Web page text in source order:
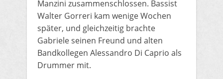
Manzini zusammenschlossen. Bassist
Walter Gorreri kam wenige Wochen
später, und gleichzeitig brachte
Gabriele seinen Freund und alten
Bandkollegen Alessandro Di Caprio als
Drummer mit.